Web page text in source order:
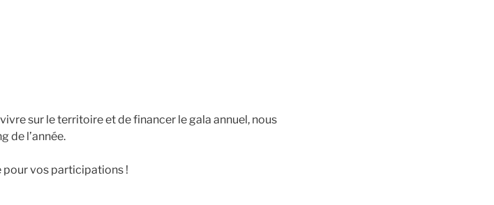
sur le territoire et de financer le gala annuel, nous
de l’année.
pour vos participations !